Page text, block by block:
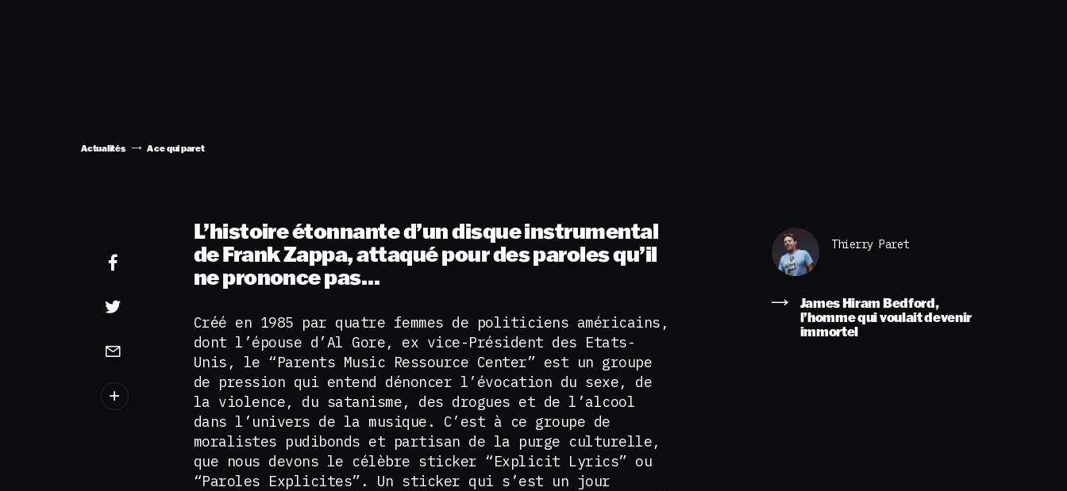
Actualités A ce qui paret
L’histoire étonnante d’un disque instrumental
de Frank Zappa, attaqué pour des paroles qu’il
ne prononce pas…
Créé en 1985 par quatre femmes de politiciens américains,
dont l’épouse d’Al Gore, ex vice-Président des Etats-
Unis, le “Parents Music Ressource Center” est un groupe
de pression qui entend dénoncer l’évocation du sexe, de
la violence, du satanisme, des drogues et de l’alcool
dans l’univers de la musique. C’est à ce groupe de
moralistes pudibonds et partisan de la purge culturelle,
que nous devons le célèbre sticker “Explicit Lyrics” ou
“Paroles Explicites”. Un sticker qui s’est un jour
Thierry Paret
James Hiram Bedford,
l’homme qui voulait devenir
immortel